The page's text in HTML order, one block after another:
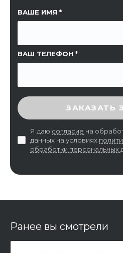
ВАШЕ ИМЯ
ВАШ ТЕЛЕФОН
ССЫЛКА НА СТРАНИЦУ
ВВЕДИТЕ ПРОВЕРОЧНЫЙ
ЗАКАЗАТЬ
Я даю согласие на
данных на условиях
обработки персональных
Ранее вы смотрели